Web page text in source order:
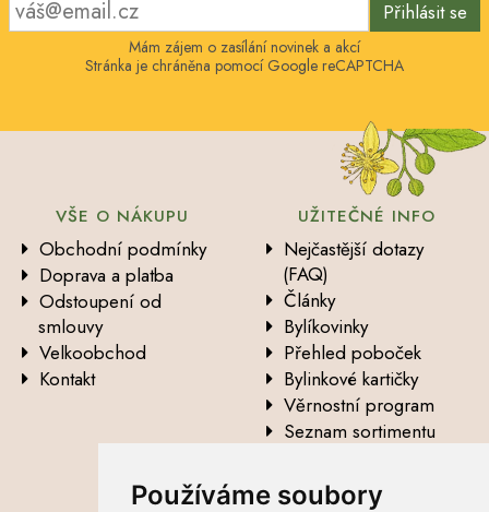
Používáme soubory
Přihlásit se
Mám zájem o zasílání novinek a akcí
Stránka je chráněna pomocí Google reCAPTCHA
VŠE O NÁKUPU
Obchodní podmínky
Doprava a platba
Odstoupení od
smlouvy
Velkoobchod
Kontakt
UŽITEČNÉ INFO
Nejčastější dotazy
(FAQ)
Články
Bylíkovinky
Přehled poboček
Bylinkové kartičky
Věrnostní program
Seznam sortimentu
údajů